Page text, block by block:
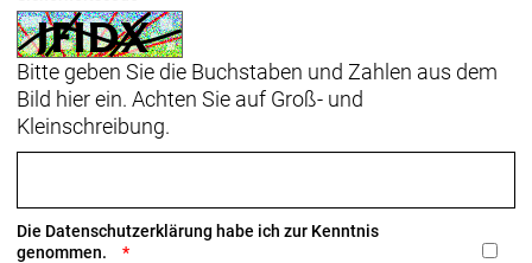
Schalthebel: Shimano 105 R7120, 12fach //
Shimano 105 R7120, 12fach
Hinterradbremse: Hydraulische Scheibenbremse
160 mm
Max. Bremsscheibendu
Bitte geben Sie die Buchstaben und Zahlen aus dem
Bild hier ein. Achten Sie auf Groß- und
Kleinschreibung.
Die Datenschutzerklärung habe ich zur Kenntnis
genommen.